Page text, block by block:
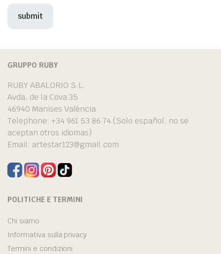
GRUPPO RUBY
RUBY ABALORIO S.L.
Avda. de la Cova 35
46940 Manises València
Telephone: +34 961 53 86 74 (Solo español, no se
aceptan otros idiomas)
Email: artestar123@gmail.com
POLITICHE E TERMINI
Chi siamo
Informativa sulla privacy
Termini e condizioni